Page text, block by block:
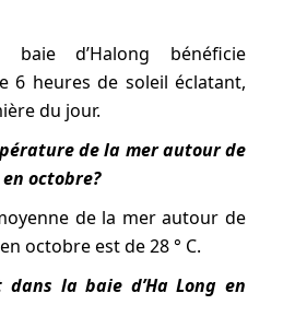
d’Halong bénéficie
6 heures de soleil éclatant,
du jour.
de la mer autour de
octobre?
de la mer autour de
octobre est de 28 ° C.
dans la baie d’Ha Long en